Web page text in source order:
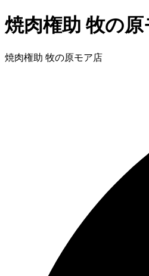
焼肉権助 牧の
焼肉権助 牧の原モア店